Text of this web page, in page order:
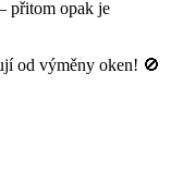
přitom opak je
od výměny oken! 🚫